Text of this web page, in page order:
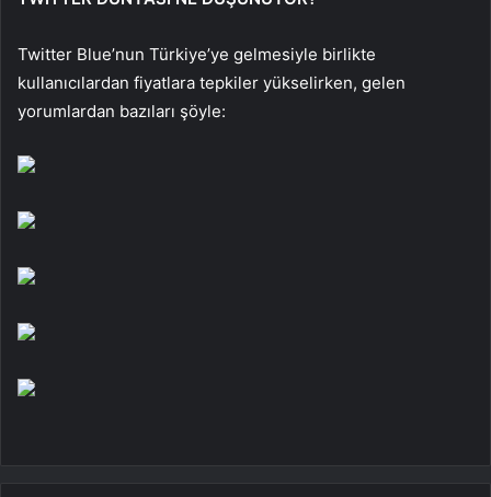
Twitter Blue’nun Türkiye’ye gelmesiyle birlikte
kullanıcılardan fiyatlara tepkiler yükselirken, gelen
yorumlardan bazıları şöyle: